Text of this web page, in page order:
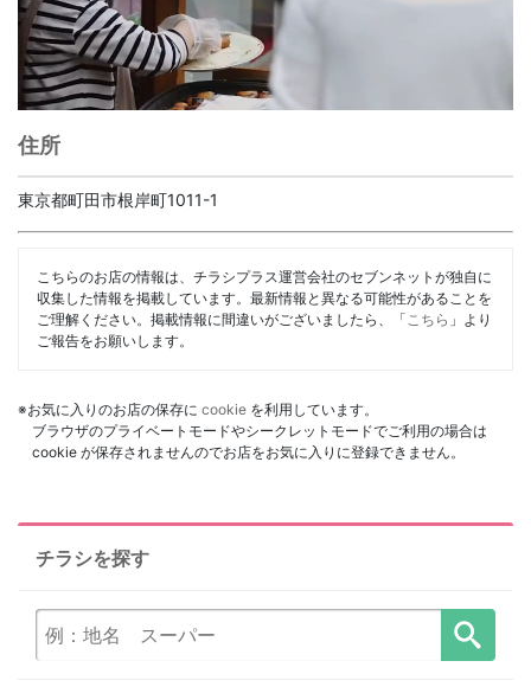
住所
東京都町田市根岸町1011-1
こちらのお店の情報は、チラシプラス運営会社のセブンネットが独自に
収集した情報を掲載しています。最新情報と異なる可能性があることを
ご理解ください。掲載情報に間違いがございましたら、「 こちら 」より
ご報告をお願いします。
※お気に入りのお店の保存に cookie を利用しています。
ブラウザのプライベートモードやシークレットモードでご利用の場合は
cookie が保存されませんのでお店をお気に入りに登録できません。
チラシを探す